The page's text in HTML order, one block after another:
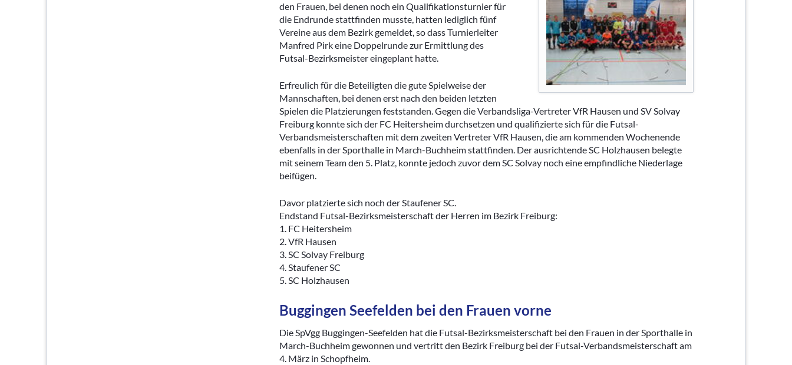
den Frauen, bei denen noch ein Qualifikationsturnier für
die Endrunde stattfinden musste, hatten lediglich fünf
Vereine aus dem Bezirk gemeldet, so dass Turnierleiter
Manfred Pirk eine Doppelrunde zur Ermittlung des
Futsal-Bezirksmeister eingeplant hatte.
Erfreulich für die Beteiligten die gute Spielweise der
Mannschaften, bei denen erst nach den beiden letzten
Spielen die Platzierungen feststanden. Gegen die Verbandsliga-Vertreter VfR Hausen und SV Solvay
Freiburg konnte sich der FC Heitersheim durchsetzen und qualifizierte sich für die Futsal-
Verbandsmeisterschaften mit dem zweiten Vertreter VfR Hausen, die am kommenden Wochenende
ebenfalls in der Sporthalle in March-Buchheim stattfinden. Der ausrichtende SC Holzhausen belegte
mit seinem Team den 5. Platz, konnte jedoch zuvor dem SC Solvay noch eine empfindliche Niederlage
beifügen.
Davor platzierte sich noch der Staufener SC.
Endstand Futsal-Bezirksmeisterschaft der Herren im Bezirk Freiburg:
1. FC Heitersheim
2. VfR Hausen
3. SC Solvay Freiburg
4. Staufener SC
5. SC Holzhausen
Buggingen Seefelden bei den Frauen vorne
Die SpVgg Buggingen-Seefelden hat die Futsal-Bezirksmeisterschaft bei den Frauen in der Sporthalle in
March-Buchheim gewonnen und vertritt den Bezirk Freiburg bei der Futsal-Verbandsmeisterschaft am
4. März in Schopfheim.